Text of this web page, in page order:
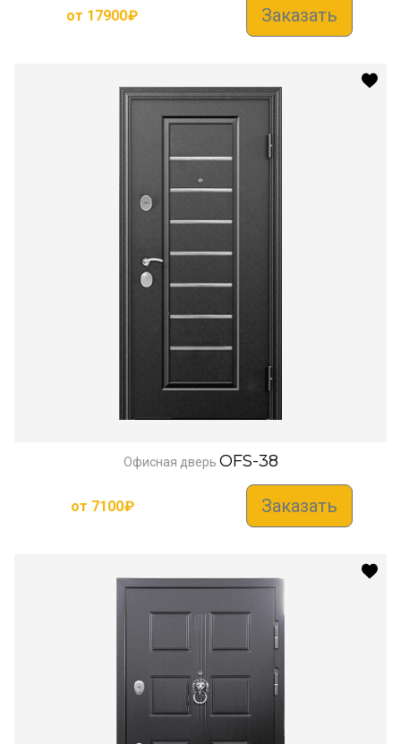
от 17900₽ Заказать
Офисная дверь OFS-38
от 7100₽ Заказать